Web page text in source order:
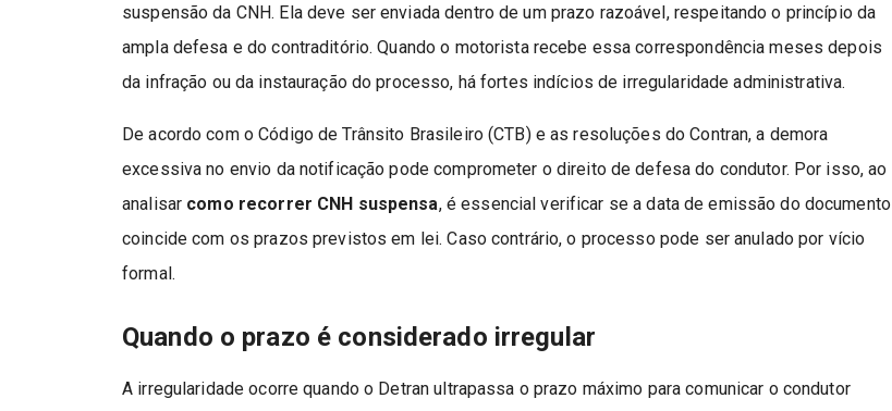
suspensão da CNH. Ela deve ser enviada dentro de um prazo razoável, respeitando o princípio da
ampla defesa e do contraditório. Quando o motorista recebe essa correspondência meses depois
da infração ou da instauração do processo, há fortes indícios de irregularidade administrativa.
De acordo com o Código de Trânsito Brasileiro (CTB) e as resoluções do Contran, a demora
excessiva no envio da notificação pode comprometer o direito de defesa do condutor. Por isso, ao
analisar como recorrer CNH suspensa, é essencial verificar se a data de emissão do documento
coincide com os prazos previstos em lei. Caso contrário, o processo pode ser anulado por vício
formal.
Quando o prazo é considerado irregular
A irregularidade ocorre quando o Detran ultrapassa o prazo máximo para comunicar o condutor